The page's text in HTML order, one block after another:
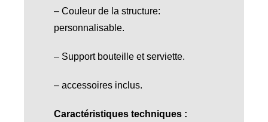
– Couleur de la structure:
personnalisable.
– Support bouteille et serviette.
– accessoires inclus.
Caractéristiques techniques :